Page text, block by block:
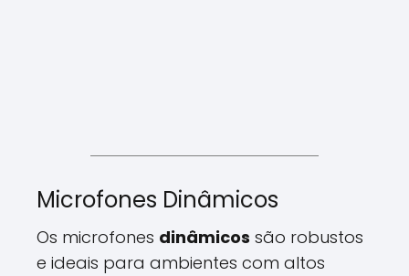
Microfones Dinâmicos
Os microfones dinâmicos são robustos
e ideais para ambientes com altos